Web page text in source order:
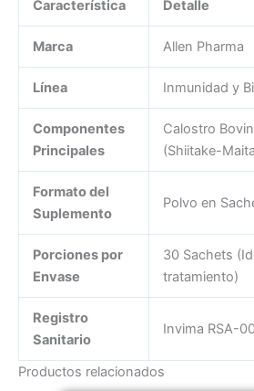
Característica
Detalle
Marca Allen Pharma
Línea Inmunidad y
Componentes
Principales
Calostro
(Shiitake-
Formato del
Suplemento
Polvo en
Porciones por
Envase
30 Sachets
tratamiento)
Registro
Sanitario
Invima RSA-
Productos relacionados